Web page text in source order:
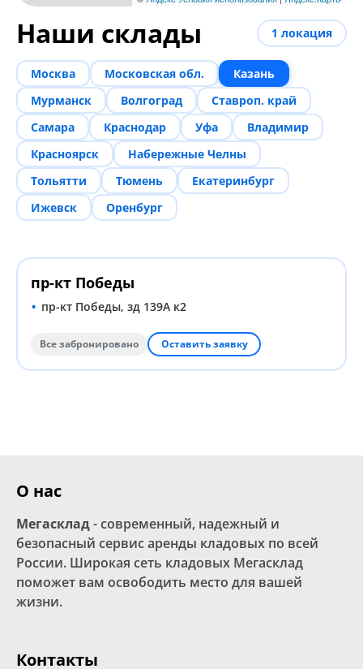
Наши склады 1 локация
Москва Московская обл.
Казань
Мурманск
Волгоград
Ставроп. край
Самара
Краснодар Уфа
Владимир
Красноярск
Набережные Челны
Тольятти
Тюмень
Екатеринбург
Ижевск
Оренбург
пр-кт Победы
пр-кт Победы, зд 139А к2
Все забронировано Оставить заявку
О нас
Мегасклад- современный, надежный и
безопасный сервис аренды кладовых по всей
России. Широкая сеть кладовых Мегасклад
поможет вам освободить место для вашей
жизни.
Контакты